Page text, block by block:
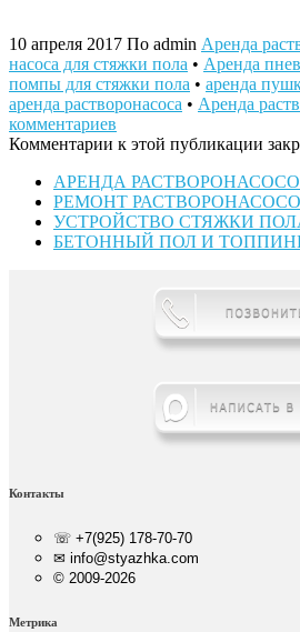
10 апреля 2017 По admin Аренда
насоса для стяжки пола • Аренда
помпы для стяжки пола • аренда
аренда растворонасоса • Аренда
комментариев
Комментарии к этой публикации
АРЕНДА
РЕМОНТ
УСТРОЙСТВО СТЯЖКИ
БЕТОННЫЙ ПОЛ И
Контакты
☏ +7(925) 178-70-70
✉ info@styazhka.com
© 2009-2026
Метрика